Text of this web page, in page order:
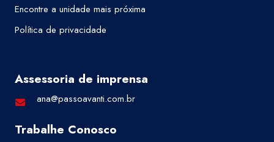
Encontre a unidade mais próxima
Política de privacidade
Assessoria de imprensa
ana@passoavanti.com.br
Trabalhe Conosco